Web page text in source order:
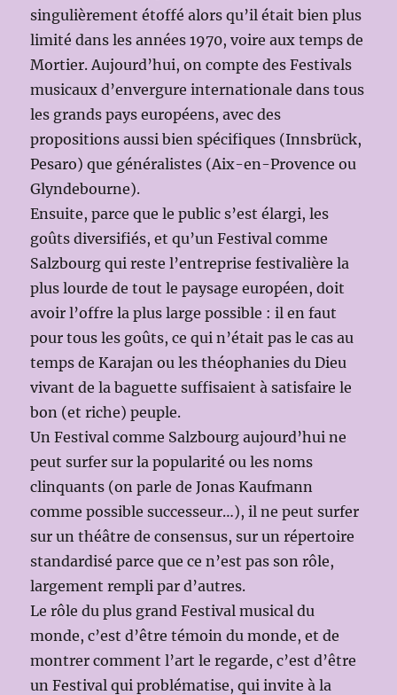
singulièrement étoffé alors qu’il était bien plus
limité dans les années 1970, voire aux temps de
Mortier. Aujourd’hui, on compte des Festivals
musicaux d’envergure internationale dans tous
les grands pays européens, avec des
propositions aussi bien spécifiques (Innsbrück,
Pesaro) que généralistes (Aix-en-Provence ou
Glyndebourne).
Ensuite, parce que le public s’est élargi, les
goûts diversifiés, et qu’un Festival comme
Salzbourg qui reste l’entreprise festivalière la
plus lourde de tout le paysage européen, doit
avoir l’offre la plus large possible : il en faut
pour tous les goûts, ce qui n’était pas le cas au
temps de Karajan ou les théophanies du Dieu
vivant de la baguette suffisaient à satisfaire le
bon (et riche) peuple.
Un Festival comme Salzbourg aujourd’hui ne
peut surfer sur la popularité ou les noms
clinquants (on parle de Jonas Kaufmann
comme possible successeur…), il ne peut surfer
sur un théâtre de consensus, sur un répertoire
standardisé parce que ce n’est pas son rôle,
largement rempli par d’autres.
Le rôle du plus grand Festival musical du
monde, c’est d’être témoin du monde, et de
montrer comment l’art le regarde, c’est d’être
un Festival qui problématise, qui invite à la